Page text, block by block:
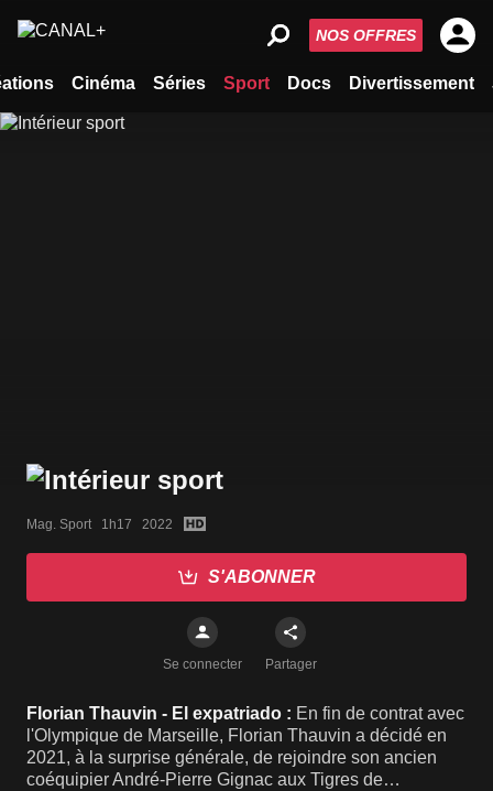
Cinéma Séries Sport Docs Divertissement
NOS OFFRES
Mag. Sport   1h17   2022
S'ABONNER
Se connecter Partager
Florian Thauvin - El expatriado : En fin de contrat avec
l'Olympique de Marseille, Florian Thauvin a décidé en
2021, à la surprise générale, de rejoindre son ancien
coéquipier André-Pierre Gignac aux Tigres de